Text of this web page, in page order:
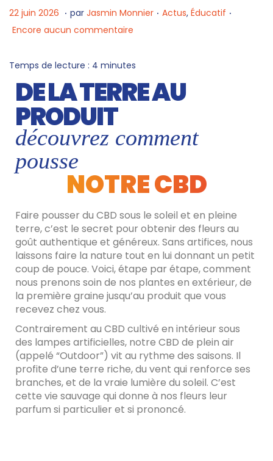
P
u
l
22 juin 2026 2
2
u
n
2
2
6
. par Jasmin Monnier . P
é
n
Actus, Éducatif .
Encore aucun commentaire
Temps de lecture : 4 minutes
DE LA TERRE AU
PRODUIT
découvrez comment
pousse
NOTRE CBD
Faire pousser du CBD sous le soleil et en pleine
terre, c’est le secret pour obtenir des fleurs au
goût authentique et généreux. Sans artifices, nous
laissons faire la nature tout en lui donnant un petit
coup de pouce. Voici, étape par étape, comment
nous prenons soin de nos plantes en extérieur, de
la première graine jusqu’au produit que vous
recevez chez vous.
Contrairement au CBD cultivé en intérieur sous
des lampes artificielles, notre CBD de plein air
(appelé “Outdoor”) vit au rythme des saisons. Il
profite d’une terre riche, du vent qui renforce ses
branches, et de la vraie lumière du soleil. C’est
cette vie sauvage qui donne à nos fleurs leur
parfum si particulier et si prononcé.